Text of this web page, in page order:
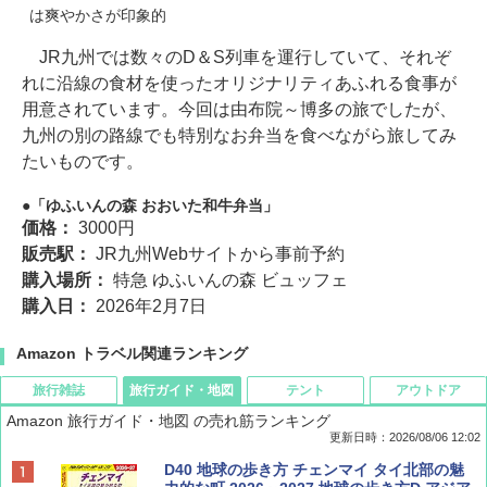
は爽やかさが印象的
JR九州では数々のD＆S列車を運行していて、それぞ
れに沿線の食材を使ったオリジナリティあふれる食事が
用意されています。今回は由布院～博多の旅でしたが、
九州の別の路線でも特別なお弁当を食べながら旅してみ
たいものです。
「ゆふいんの森 おおいた和牛弁当」
価格： 3000円
販売駅： JR九州Webサイトから事前予約
購入場所： 特急 ゆふいんの森 ビュッフェ
購入日： 2026年2月7日
Amazon トラベル関連ランキング
旅行雑誌
ディズニーファン ２０２６年 ９月号 [雑
旅行ガイド・地図
Amazon 旅行ガイド・地図 の売れ筋ランキング
更新日時：2026/08/06 12:02
D40 地球の歩き方 チェンマイ タイ北部の魅
テント アウトドア